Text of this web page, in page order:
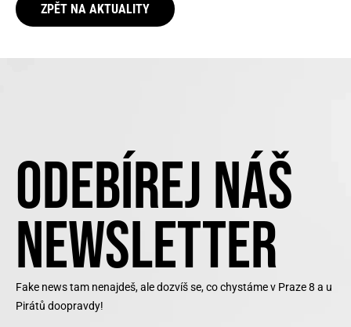
ZPĚT NA AKTUALITY
ODEBÍREJ NÁŠ
NEWSLETTER
Fake news tam nenajdeš, ale dozvíš se, co chystáme v Praze 8 a u
Pirátů doopravdy!